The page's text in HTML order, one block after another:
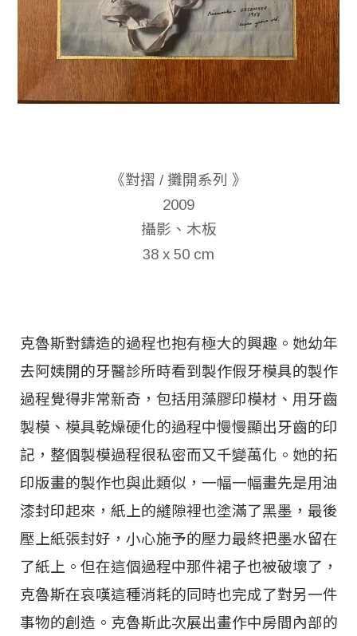
《對摺 / 攤開系列 》
2009
攝影、木板
38 x 50 cm
克魯斯對鑄造的過程也抱有極大的興趣。她幼年
去阿姨開的牙醫診所時看到製作假牙模具的製作
過程覺得非常新奇，包括用藻膠印模材、用牙齒
製模、模具乾燥硬化的過程中慢慢顯出牙齒的印
記，整個製模過程很私密而又千變萬化。她的拓
印版畫的製作也與此類似，一幅一幅畫先是用油
漆封印起來，紙上的縫隙裡也塗滿了黑墨，最後
壓上紙張封好，小心施予的壓力最終把墨水留在
了紙上。但在這個過程中那件裙子也被破壞了，
克魯斯在哀嘆這種消耗的同時也完成了對另一件
事物的創造。克魯斯此次展出畫作中房間內部的